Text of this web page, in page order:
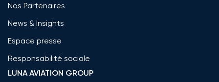
Nos Partenaires
News & Insights
Espace presse
Responsabilité sociale
LUNA AVIATION GROUP